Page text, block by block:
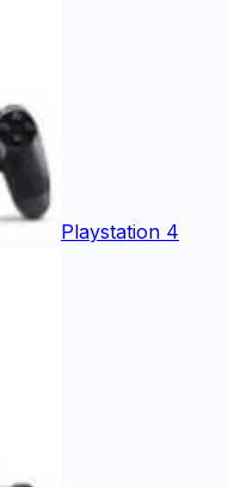
Playstation 4